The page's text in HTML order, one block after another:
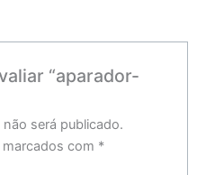
“aparador-
será publicado.
com *